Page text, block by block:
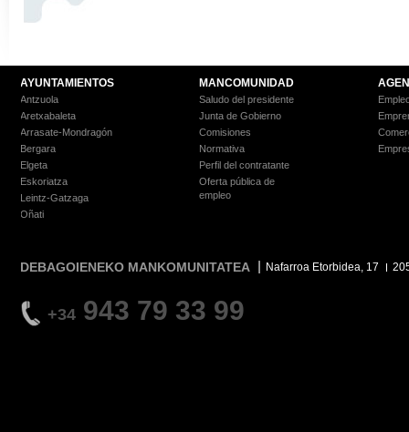
AYUNTAMIENTOS
Antzuola
Aretxabaleta
Arrasate-Mondragón
Bergara
Elgeta
Eskoriatza
Leintz-Gatzaga
Oñati
MANCOMUNIDAD
Saludo del presidente
Junta de Gobierno
Comisiones
Normativa
Perfil del contratante
Oferta pública de
empleo
DEBAGOIENEKO MANKOMUNITATEA Nafarroa Etorbidea, 17
+34 943 79 33 99